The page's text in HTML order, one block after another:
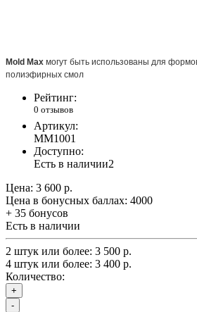
Mold Max могут быть использованы для
полиэфирных смол
Рейтинг:
0 отзывов
Артикул:
MM1001
Доступно:
Есть в наличии2
Цена: 3 600 р.
Цена в бонусных баллах: 4000
+ 35 бонусов
Есть в наличии
2 штук или более: 3 500 р.
4 штук или более: 3 400 р.
Количество:
+
-